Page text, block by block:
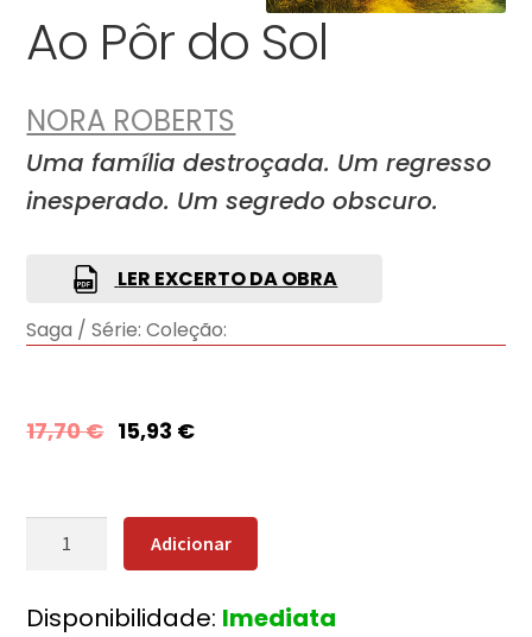
Ao Pôr do Sol
NORA ROBERTS
Uma família destroçada. Um regresso
inesperado. Um segredo obscuro.
LER EXCERTO DA OBRA
Saga / Série: Coleção:
17,70€ 15,93 €
Quantidade
Pôr
Adicionar
Disponibilidade: Imediata